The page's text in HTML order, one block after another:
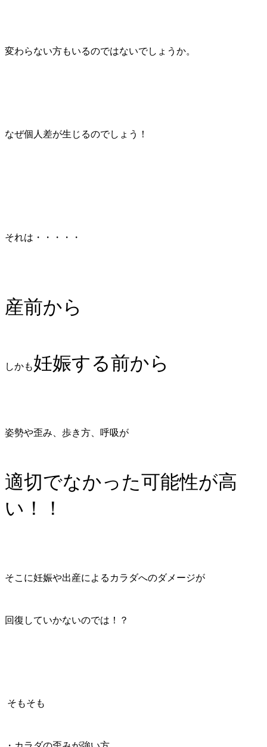
変わらない方もいるのではないでしょうか。
なぜ個人差が生じるのでしょう！
それは・・・・・
産前から
しかも妊娠する前から
姿勢や歪み、歩き方、呼吸が
適切でなかった可能性が高
い！！
そこに妊娠や出産によるカラダへのダメージが
回復していかないのでは！？
そもそも